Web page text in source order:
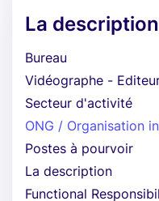
La description
Bureau
Vidéographe -
Secteur d'activité
ONG / Organisation
Postes à pourvoir
La description
Functional